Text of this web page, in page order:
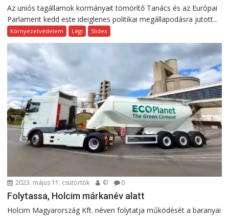
Az uniós tagállamok kormányait tömörítő Tanács és az Európai
Parlament kedd este ideiglenes politikai megállapodásra jutott...
Környezetvédelem Légi Slidex
2023. május 11. csütörtök © 0
Folytassa, Holcim márkanév alatt
Holcim Magyarország Kft. néven folytatja működését a baranyai